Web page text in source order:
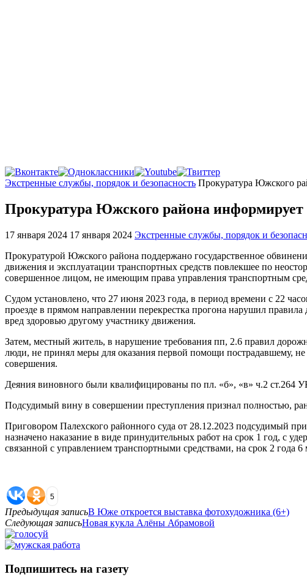
Главная
Экстренные службы, порядок и безопасность Прокуратура Южского
Прокуратура Южского района информирует
17 января 2024 17 января 2024 Экстренные службы, порядок и
Прокуратурой Южского района поддержано государственное
движения и эксплуатации транспортных средств повлекшее по
совершенное лицом, не имеющим права управления транспортным
Судом установлено, что 27 июня 2023 года, в период времени с 22
проезде в прямом направлении перекрестка прогона нарушил
вред здоровью другому участнику движения.
Затем, местный житель, в нарушение требования пп, 2.6 правил
люди, не принял меры для оказания первой помощи пострадавшему,
совершения.
Деяния виновного были квалифицированы по пл. «б», «в» ч.2 ст.264
Подсудимый вину в совершении преступления признал полностью,
Приговором Палехского районного суда от 28.12.2023 подсудимый
назначено наказание в виде принудительных работ на срок 1 год, с
связанной с управлением транспортными средствами, на срок 2 года
5
Предыдущая записьВ Юже откроется выставка фотохудожника (6+)
Следующая записьНовая кукла Алёны Абрамовой
Подпишитесь на газету